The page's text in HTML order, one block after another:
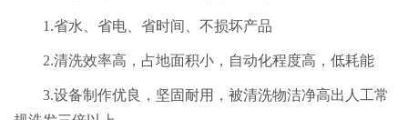
1.省水、省电、省时间、不损坏产品
2.清洗效率高，占地面积小，自动化程度高，低耗能
3.设备制作优良，坚固耐用，被清洗物洁净高出人工常